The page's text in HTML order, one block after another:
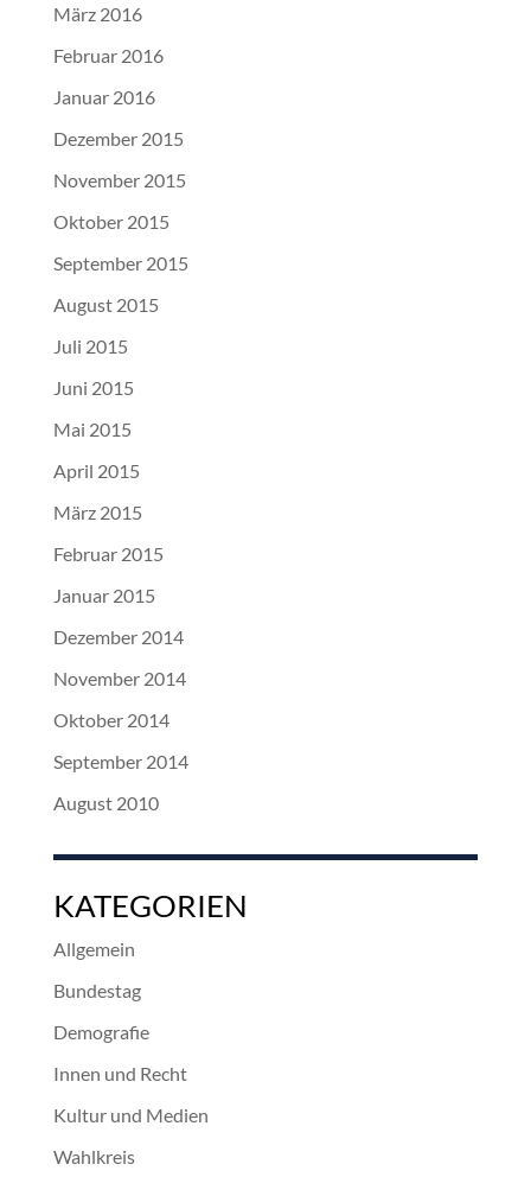
März 2016
Februar 2016
Januar 2016
Dezember 2015
November 2015
Oktober 2015
September 2015
August 2015
Juli 2015
Juni 2015
Mai 2015
April 2015
März 2015
Februar 2015
Januar 2015
Dezember 2014
November 2014
Oktober 2014
September 2014
August 2010
KATEGORIEN
Allgemein
Bundestag
Demografie
Innen und Recht
Kultur und Medien
Wahlkreis